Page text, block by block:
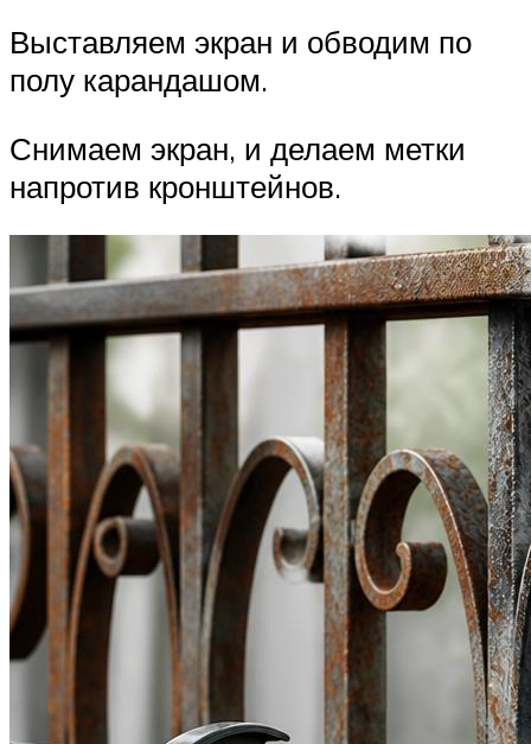
Выставляем экран и обводим по
полу карандашом.
Снимаем экран, и делаем метки
напротив кронштейнов.